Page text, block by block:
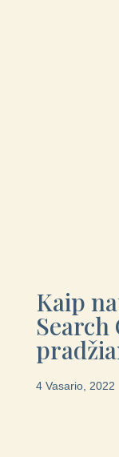
Kaip
Search
4 Vasario, 2022